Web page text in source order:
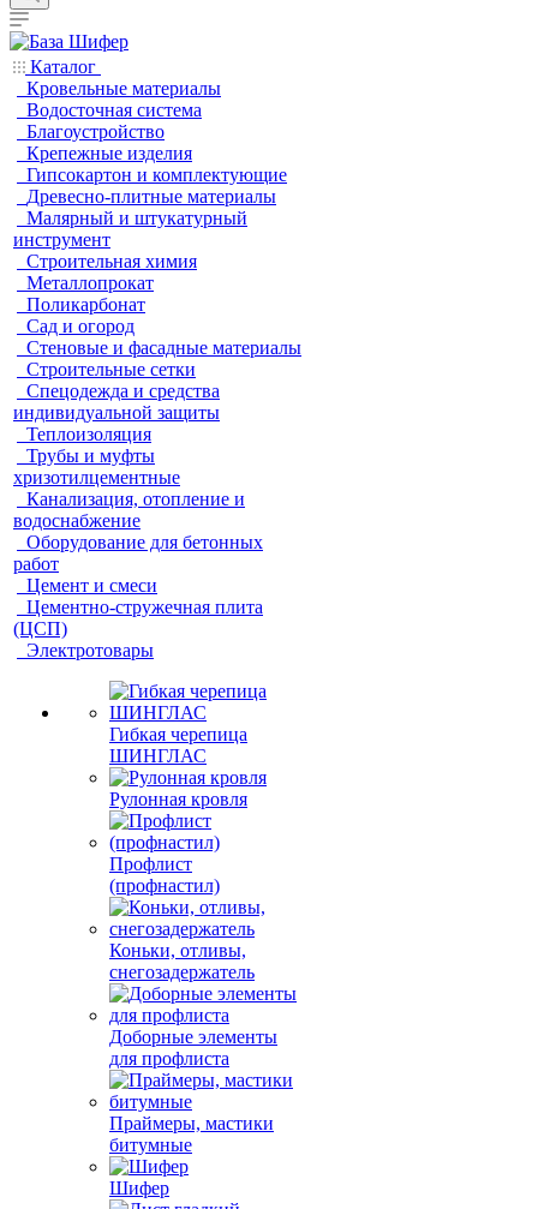
Каталог
Кровельные материалы
Водосточная система
Благоустройство
Крепежные изделия
Гипсокартон и комплектующие
Древесно-плитные материалы
Малярный и штукатурный
инструмент
Строительная химия
Металлопрокат
Поликарбонат
Сад и огород
Стеновые и фасадные материалы
Строительные сетки
Спецодежда и средства
индивидуальной защиты
Теплоизоляция
Трубы и муфты
хризотилцементные
Канализация, отопление и
водоснабжение
Оборудование для бетонных
работ
Цемент и смеси
Цементно-стружечная плита
(ЦСП)
Электротовары
Гибкая черепица
ШИНГЛАС
Рулонная кровля
Профлист
(профнастил)
Коньки, отливы,
снегозадержатель
Доборные элементы
для профлиста
Праймеры, мастики
битумные
Шифер